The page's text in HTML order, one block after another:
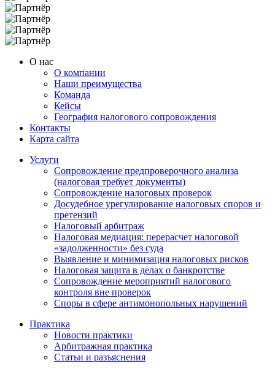
О нас
О компании
Наши преимущества
Команда
Кейсы
География налогового сопровождения
Контакты
Карта сайта
Услуги
Сопровождение предпроверочного анализа
(налоговая требует документы)
Сопровождение налоговых проверок
Досудебное урегулирование налоговых споров и
претензий
Налоговый арбитраж
Налоговая медиация: перерасчет налоговой
«задолженности» без суда
Выявление и минимизация налоговых рисков
Налоговая защита в делах о банкротстве
Сопровождение мероприятий налогового
контроля вне проверок
Споры в сфере антимонопольных нарушений
Практика
Новости практики
Арбитражная практика
Статьи и разъяснения